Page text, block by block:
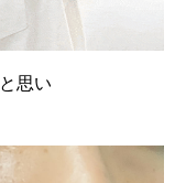
と思い